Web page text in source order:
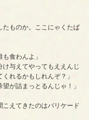
ものか。ここにゃくたば
食わんよ」
け与えてやってもええんじ
れるかもしれんぞ？」
が詰まっとるんじゃ！」
えてきたのはバリケード